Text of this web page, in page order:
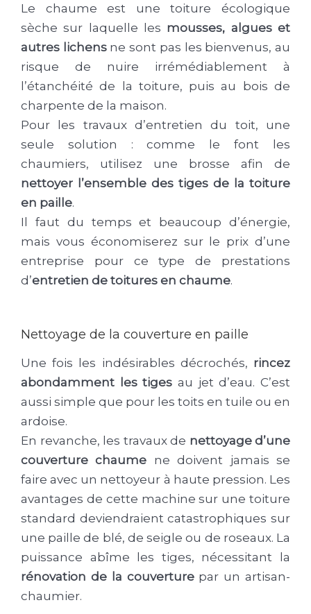
Le chaume est une toiture écologique
sèche sur laquelle les mousses, algues et
autres lichensne sont pas les bienvenus, au
risque de nuire irrémédiablement à
l’étanchéité de la toiture, puis au bois de
charpente de la maison.
Pour les travaux d’entretien du toit, une
seule solution : comme le font les
chaumiers, utilisez une brosse afin de
nettoyer l’ensemble des tiges de la toiture
en paille.
Il faut du temps et beaucoup d’énergie,
mais vous économiserez sur le prix d’une
entreprise pour ce type de prestations
d’entretien de toitures en chaume.
Nettoyage de la couverture en paille
Une fois les indésirables décrochés, rincez
abondamment les tiges au jet d’eau. C’est
aussi simple que pour les toits en tuile ou en
ardoise.
En revanche, les travaux de nettoyage d’une
couverture chaume ne doivent jamais se
faire avec un nettoyeur à haute pression. Les
avantages de cette machine sur une toiture
standard deviendraient catastrophiques sur
une paille de blé, de seigle ou de roseaux. La
puissance abîme les tiges, nécessitant la
rénovation de la couverturepar un artisan-
chaumier.